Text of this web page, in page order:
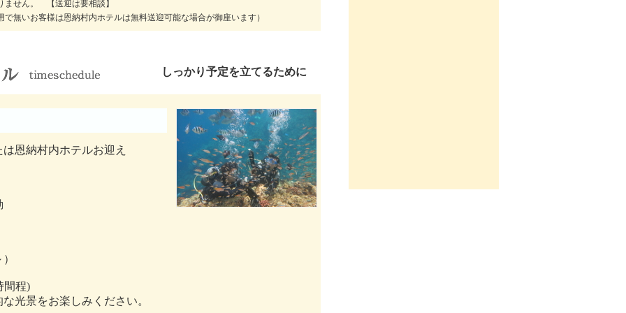
ません。 【送迎は要相談】
で無いお客様は恩納村内ホテルは無料送迎可能な場合が御座います）
しっかり予定を立てるために
恩納村内ホテルお迎え
間程)
光景をお楽しみください。